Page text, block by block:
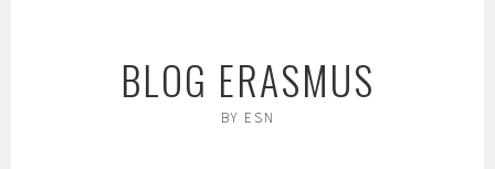
BLOG ERASMUS
BY ESN